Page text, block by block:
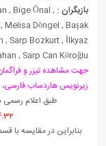
بازیگران :
, Bige Önal ,
, Melisa Döngel , Başak
, Sarp Bozkurt, İlkyaz
, Sarp Can Köroğlu
زیرنویس هاردساب
طبق اعلام